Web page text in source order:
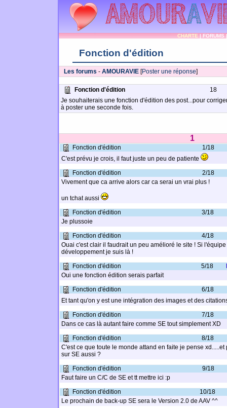
CHARTE|FORUMS
Fonction d'édition
Les forums - AMOURAVIE [Poster une réponse]
Fonction d'édition 18
Je souhaiterais une fonction d'édition des post...pour
à poster une seconde fois.
1
Fonction d'édition
1/18
C'est prévu je crois, il faut juste un peu de patiente
Fonction d'édition
2/18
Vivement que ca arrive alors car ca serai un vrai plus !
un tchat aussi
Fonction d'édition
3/18
Je plussoie
Fonction d'édition
4/18
Ouai c'est clair il faudrait un peu amélioré le site ! Si
développement je suis là !
Fonction d'édition
5/18
Oui une fonction édition serais parfait
Fonction d'édition
6/18
Et tant qu'on y est une intégration des images et des
Fonction d'édition
7/18
Dans ce cas là autant faire comme SE tout simplement XD
Fonction d'édition
8/18
C'est ce que toute le monde attand en faite je pense
sur SE aussi ?
Fonction d'édition
9/18
Faut faire un C/C de SE et tt mettre ici :p
Fonction d'édition
10/18
Le prochain de back-up SE sera le Version 2.0 de AAV ^^